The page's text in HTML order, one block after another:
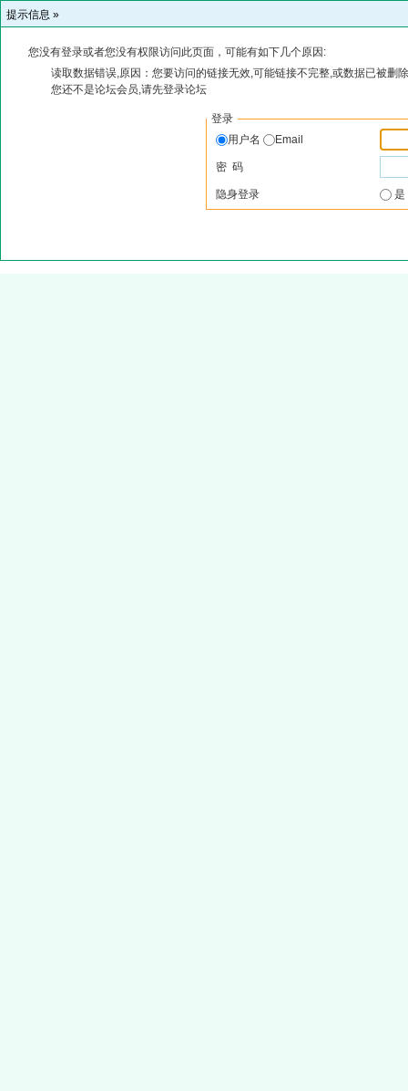
提示信息 »
您没有登录或者您没有权限访问此页面，可能有如下几个原因:
读取数据错误,原因：您要访问的链接无效,可能链接不完整,或数据已被删
您还不是论坛会员,请先登录论坛
登录
用户名
Email
密 码
隐身登录